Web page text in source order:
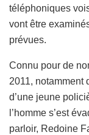
téléphoniques
vont être
prévues.
Connu pour de
2011, notamment
d’une jeune
l’homme s’est
parloir, Redoine